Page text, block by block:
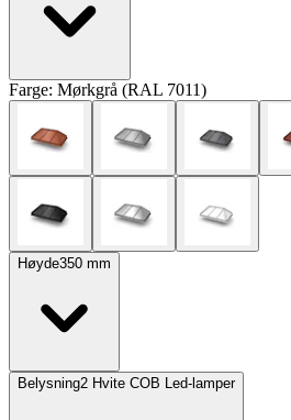
Farge: Mørkgrå (RAL 7011)
Høyde350 mm
Belysning2 Hvite COB Led-lamper